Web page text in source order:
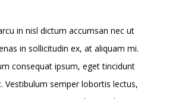
in nisl dictum accumsan nec ut
in sollicitudin ex, at aliquam mi.
consequat ipsum, eget tincidunt
Vestibulum semper lobortis lectus,